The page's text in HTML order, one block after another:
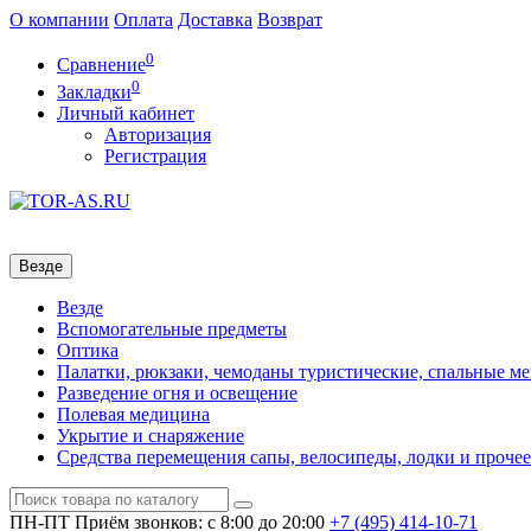
О компании Оплата Доставка Возврат
Сравнение0
Закладки0
Личный кабинет
Авторизация
Регистрация
Везде
Везде
Вспомогательные предметы
Оптика
Палатки, рюкзаки, чемоданы туристические, спальные
Разведение огня и освещение
Полевая медицина
Укрытие и снаряжение
Средства перемещения сапы, велосипеды, лодки и прочее
ПН-ПТ Приём звонков: с 8:00 до 20:00 +7 (495) 414-10-71